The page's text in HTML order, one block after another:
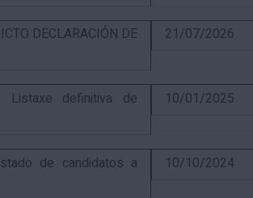
DECLARACIÓN DE
21/07/2026
Listaxe definitiva de
10/01/2025
de candidatos a
10/10/2024